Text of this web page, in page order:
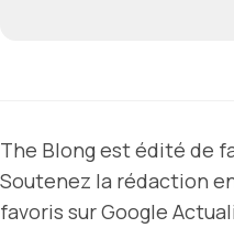
The Blong est édité de
Soutenez la rédaction
favoris sur Google